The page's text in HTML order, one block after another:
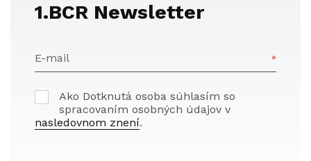
1.BCR Newsletter
E-mail
Ako Dotknutá osoba súhlasím so
spracovaním osobných údajov v
nasledovnom znení.